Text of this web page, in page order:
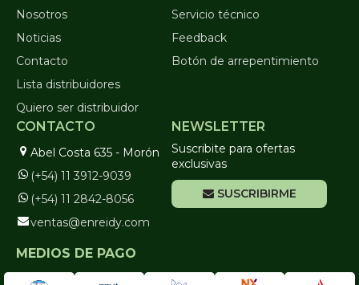
Nosotros
Noticias
Contacto
Lista distribuidores
Quiero ser distribuidor
Servicio técnico
Feedback
Botón de arrepentimiento
CONTACTO
Abel Costa 635 - Morón
(+54) 11 3912-9039
(+54) 11 2842-8056
ventas@enreidy.com
NEWSLETTER
Suscribite para ofertas
exclusivas
SUSCRIBIRME
MEDIOS DE PAGO